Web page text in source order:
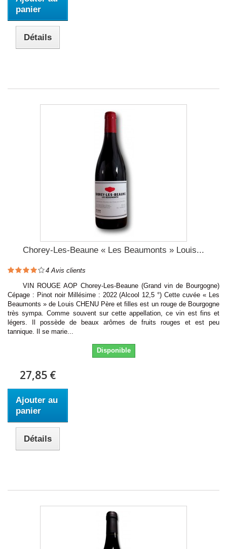
panier
Détails
Chorey-Les-Beaune « Les Beaumonts » Louis...
4 Avis clients
VIN ROUGE AOP Chorey-Les-Beaune (Grand vin de Bourgogne)
Cépage : Pinot noir Millésime : 2022 (Alcool 12,5 °) Cette cuvée « Les
Beaumonts » de Louis CHENU Père et filles est un rouge de Bourgogne
très sympa. Comme souvent sur cette appellation, ce vin est fins et
légers. Il possède de beaux arômes de fruits rouges et est peu
tannique. Il se marie...
Disponible
27,85 €
Ajouter au
panier
Détails